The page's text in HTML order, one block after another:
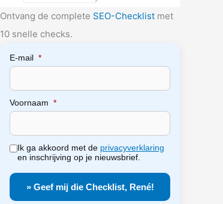
Ontvang de complete SEO-Checklist met
10 snelle checks.
E-mail *
Voornaam *
Ik ga akkoord met de privacyverklaring
en inschrijving op je nieuwsbrief.